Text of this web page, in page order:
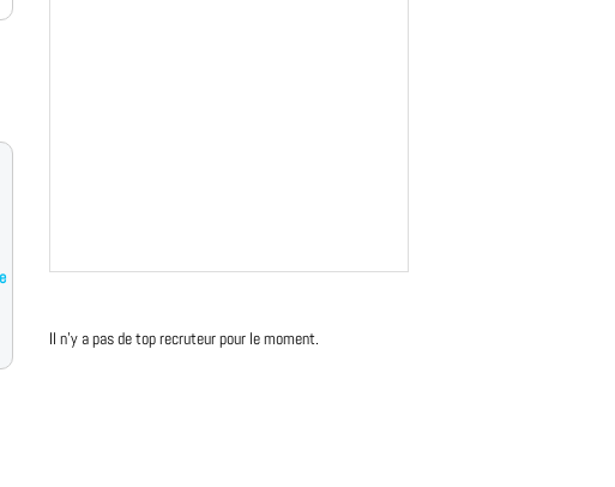
Il n'y a pas de top recruteur pour le moment.